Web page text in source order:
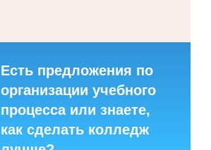
Есть предложения по
организации учебного
процесса или знаете,
как сделать колледж